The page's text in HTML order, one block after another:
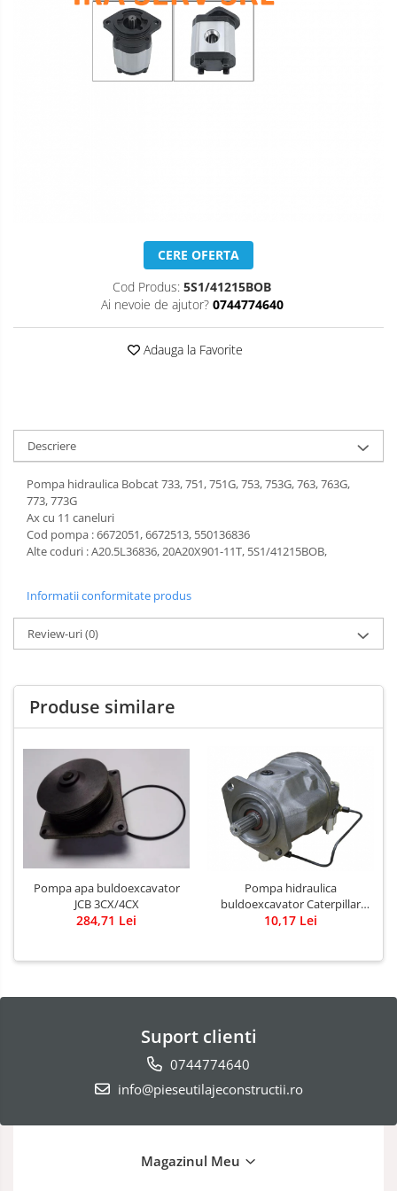
CERE OFERTA
Cod Produs: 5S1/41215BOB
Ai nevoie de ajutor? 0744774640
Adauga la Favorite
Descriere
Pompa hidraulica Bobcat 733, 751, 751G, 753, 753G, 763, 763G,
773, 773G
Ax cu 11 caneluri
Cod pompa : 6672051, 6672513, 550136836
Alte coduri : A20.5L36836, 20A20X901-11T, 5S1/41215BOB,
Informatii conformitate produs
Review-uri(0)
Produse similare
Pompa apa buldoexcavator
JCB 3CX/4CX
284,71 Lei
Pompa hidraulica
buldoexcavator Caterpillar
428B
10,17 Lei
Suport clienti
0744774640
info@pieseutilajeconstructii.ro
Magazinul Meu